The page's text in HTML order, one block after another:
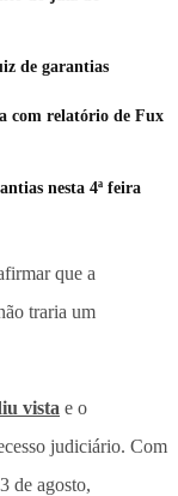
de garantias
com relatório de Fux
nesta 4ª feira
que a
traria um
vista e o
judiciário. Com
de agosto,